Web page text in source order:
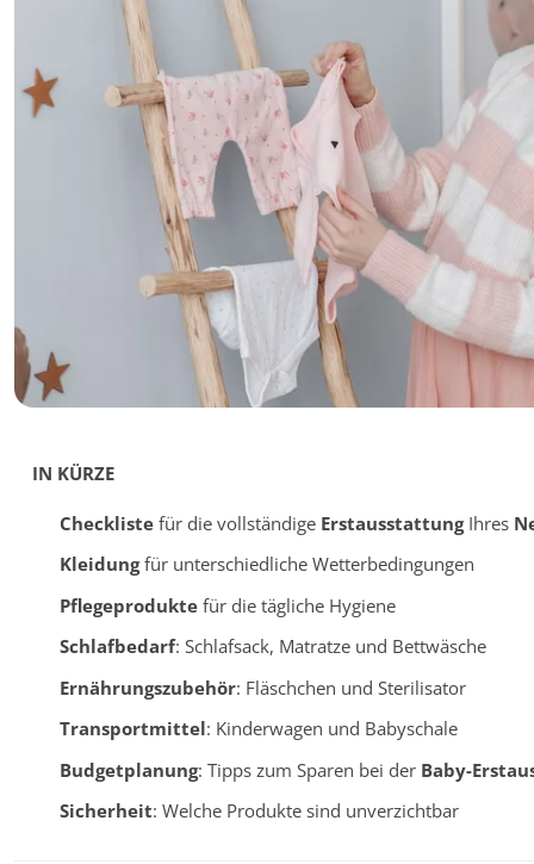
IN KÜRZE
Checklistefür die vollständige ErstausstattungIhres
Kleidungfür unterschiedliche Wetterbedingungen
Pflegeproduktefür die tägliche Hygiene
Schlafbedarf: Schlafsack, Matratze und Bettwäsche
Ernährungszubehör: Fläschchen und Sterilisator
Transportmittel: Kinderwagen und Babyschale
Budgetplanung: Tipps zum Sparen bei der Baby-
Sicherheit: Welche Produkte sind unverzichtbar